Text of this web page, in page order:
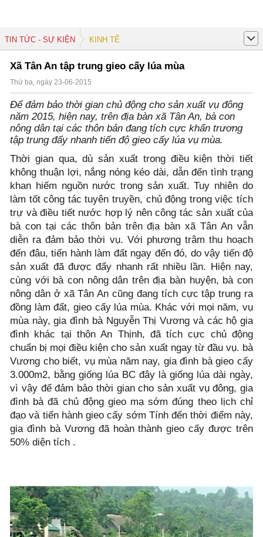
TIN TỨC - SỰ KIỆN KINH TẾ
Xã Tân An tập trung gieo cấy lúa mùa
Thứ ba, ngày 23-06-2015
Để đảm bảo thời gian chủ động cho sản xuất vụ đông
năm 2015, hiện nay, trên địa bàn xã Tân An, bà con
nông dân tại các thôn bản đang tích cực khẩn trương
tập trung đẩy nhanh tiến độ gieo cấy lúa vụ mùa.
Thời gian qua, dù sản xuất trong điều kiện thời tiết
không thuận lợi, nắng nóng kéo dài, dẫn đến tình trạng
khan hiếm nguồn nước trong sản xuất. Tuy nhiên do
làm tốt công tác tuyên truyền, chủ động trong việc tích
trự và điều tiết nước hợp lý nên công tác sản xuất của
bà con tại các thôn bản trên địa bàn xã Tân An vẫn
diễn ra đảm bảo thời vụ. Với phương trâm thu hoạch
đến đâu, tiến hành làm đất ngay đến đó, do vậy tiến độ
sản xuất đã được đẩy nhanh rất nhiều lần. Hiện nay,
cùng với bà con nông dân trên địa bàn huyện, bà con
nông dân ở xã Tân An cũng đang tích cực tập trung ra
đồng làm đất, gieo cấy lúa mùa. Khác với mọi năm, vụ
mùa này, gia đình bà Nguyễn Thị Vương và các hộ gia
đình khác tại thôn An Thịnh, đã tích cực chủ động
chuẩn bị mọi điều kiện cho sản xuất ngay từ đầu vụ. bà
Vương cho biết, vụ mùa năm nay, gia đình bà gieo cấy
3.000m2, bằng giống lúa BC đây là giống lúa dài ngày,
vì vậy để đảm bảo thời gian cho sản xuất vụ đông, gia
đình bà đã chủ động gieo mạ sớm đúng theo lịch chỉ
đạo và tiến hành gieo cấy sớm Tính đến thời điểm này,
gia đình bà Vương đã hoàn thành gieo cấy được trên
50% diện tích .